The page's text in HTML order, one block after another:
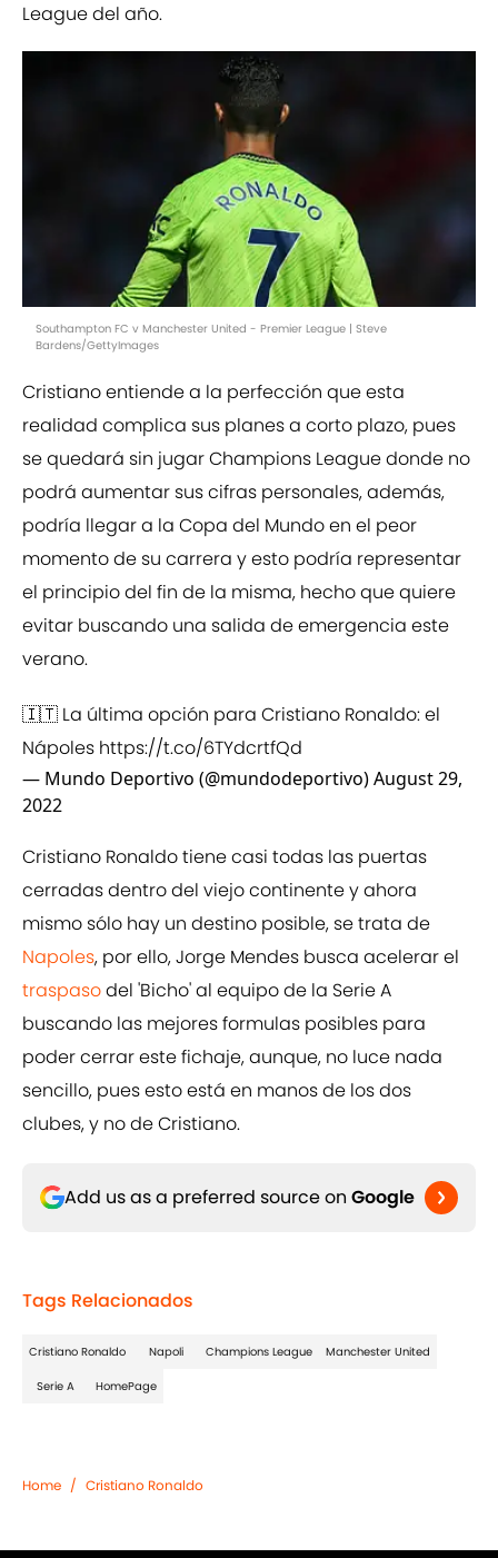
League del año.
Southampton FC v Manchester United - Premier League | Steve
Bardens/GettyImages
Cristiano entiende a la perfección que esta
realidad complica sus planes a corto plazo, pues
se quedará sin jugar Champions League donde no
podrá aumentar sus cifras personales, además,
podría llegar a la Copa del Mundo en el peor
momento de su carrera y esto podría representar
el principio del fin de la misma, hecho que quiere
evitar buscando una salida de emergencia este
verano.
🇮🇹 La última opción para Cristiano Ronaldo: el
Nápoles https://t.co/6TYdcrtfQd
— Mundo Deportivo (@mundodeportivo)August 29,
2022
Cristiano Ronaldo tiene casi todas las puertas
cerradas dentro del viejo continente y ahora
mismo sólo hay un destino posible, se trata de
Napoles, por ello, Jorge Mendes busca acelerar el
traspasodel 'Bicho' al equipo de la Serie A
buscando las mejores formulas posibles para
poder cerrar este fichaje, aunque, no luce nada
sencillo, pues esto está en manos de los dos
clubes, y no de Cristiano.
Add us as a preferred source on Google
Tags Relacionados
Cristiano Ronaldo Napoli Champions League Manchester United
Serie A HomePage
Home / Cristiano Ronaldo